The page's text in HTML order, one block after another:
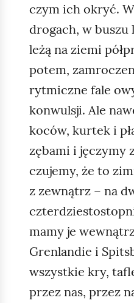
czym ich okryć.
drogach, w buszu
leżą na ziemi
potem,
rytmiczne fale
konwulsji. Ale
koców, kurtek i
zębami i jęczymy
czujemy, że to
z zewnątrz – na
mamy je
Grenlandie i
wszystkie kry,
przez nas, przez